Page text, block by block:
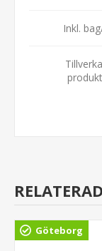
Inkl.
Göteborg